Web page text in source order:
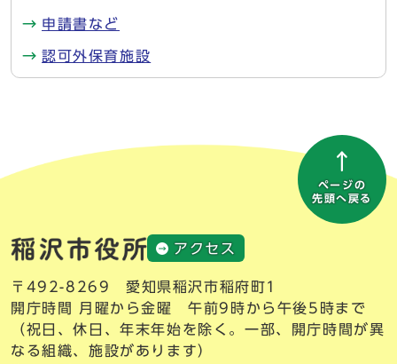
申請書など
認可外保育施設
ページの
先頭へ戻る
アクセス
〒492-8269 愛知県稲沢市稲府町1
開庁時間 月曜から金曜 午前9時から午後5時まで
（祝日、休日、年末年始を除く。一部、開庁時間が異
なる組織、施設があります）